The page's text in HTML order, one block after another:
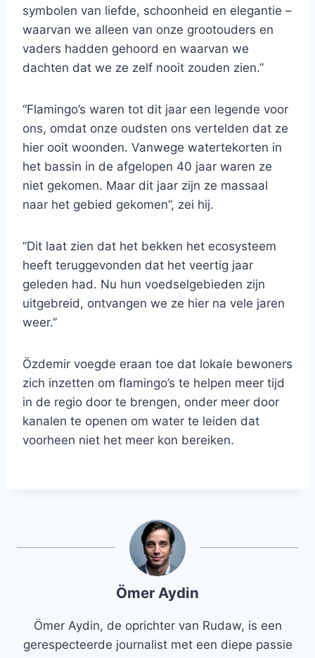
symbolen van liefde, schoonheid en elegantie –
waarvan we alleen van onze grootouders en
vaders hadden gehoord en waarvan we
dachten dat we ze zelf nooit zouden zien.”
“Flamingo’s waren tot dit jaar een legende voor
ons, omdat onze oudsten ons vertelden dat ze
hier ooit woonden. Vanwege watertekorten in
het bassin in de afgelopen 40 jaar waren ze
niet gekomen. Maar dit jaar zijn ze massaal
naar het gebied gekomen”, zei hij.
“Dit laat zien dat het bekken het ecosysteem
heeft teruggevonden dat het veertig jaar
geleden had. Nu hun voedselgebieden zijn
uitgebreid, ontvangen we ze hier na vele jaren
weer.”
Özdemir voegde eraan toe dat lokale bewoners
zich inzetten om flamingo’s te helpen meer tijd
in de regio door te brengen, onder meer door
kanalen te openen om water te leiden dat
voorheen niet het meer kon bereiken.
Ömer Aydin
Ömer Aydin, de oprichter van Rudaw, is een
gerespecteerde journalist met een diepe passie